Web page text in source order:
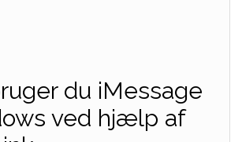
du iMessage
ved hjælp af